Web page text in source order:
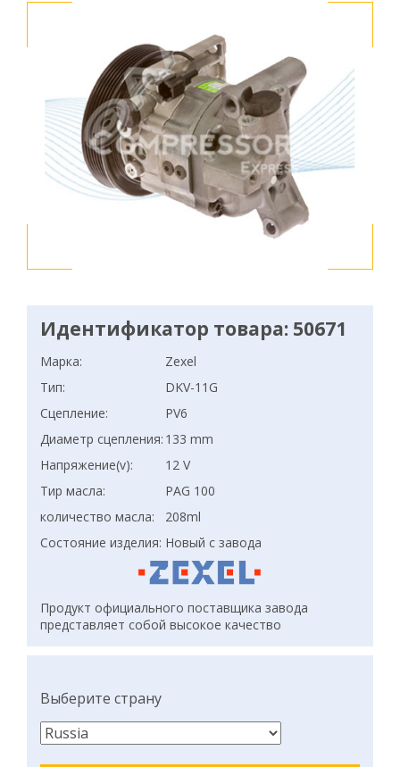
Идентификатор товара: 50671
Марка:
Zexel
Тип:
DKV-11G
Сцепление:
PV6
Диаметр сцепления: 133 mm
Напряжение(v):
12 V
Тир масла:
PAG 100
количество масла:
208ml
Состояние изделия: Новый с завода
Продукт официального поставщика завода
представляет собой высокое качество
Выберите страну